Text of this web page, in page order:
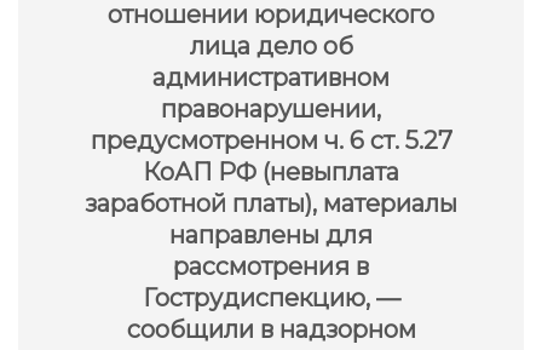
отношении юридического
лица дело об
административном
правонарушении,
предусмотренном ч. 6 ст. 5.27
КоАП РФ (невыплата
заработной платы), материалы
направлены для
рассмотрения в
Гострудиспекцию, —
сообщили в надзорном